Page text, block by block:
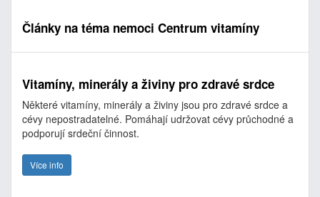
Články na téma nemoci Centrum vitamíny
Vitamíny, minerály a živiny pro zdravé srdce
Některé vitamíny, minerály a živiny jsou pro zdravé srdce a
cévy nepostradatelné. Pomáhají udržovat cévy průchodné a
podporují srdeční činnost.
Více info